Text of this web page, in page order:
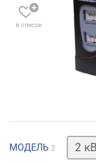
в список
МОДЕЛЬ 2
0.5 кВА